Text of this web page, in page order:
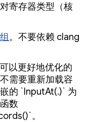
寄存器类型（核
。不要依赖 clang
以更好地优化的
需要重新加载容
的 `InputAt(.)` 为
数
。